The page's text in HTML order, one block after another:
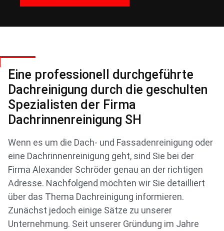
Eine professionell durchgeführte
Dachreinigung durch die geschulten
Spezialisten der Firma
Dachrinnenreinigung SH
Wenn es um die Dach- und Fassadenreinigung oder
eine Dachrinnenreinigung geht, sind Sie bei der
Firma Alexander Schröder genau an der richtigen
Adresse. Nachfolgend möchten wir Sie detailliert
über das Thema Dachreinigung informieren.
Zunächst jedoch einige Sätze zu unserer
Unternehmung. Seit unserer Gründung im Jahre